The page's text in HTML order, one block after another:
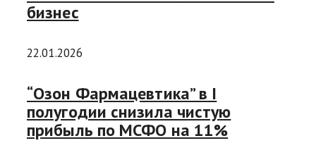
бизнес
22.01.2026
“Озон Фармацевтика” в I
полугодии снизила чистую
прибыль по МСФО на 11%